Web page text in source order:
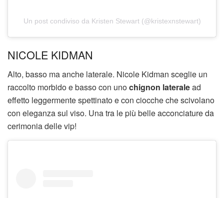
Un post condiviso da Kristen Stewart (@kristexnstewart)
NICOLE KIDMAN
Alto, basso ma anche laterale. Nicole Kidman sceglie un
raccolto morbido e basso con unochignon lateralead
effetto leggermente spettinato e con ciocche che scivolano
con eleganza sul viso. Una tra le più belle acconciature da
cerimonia delle vip!